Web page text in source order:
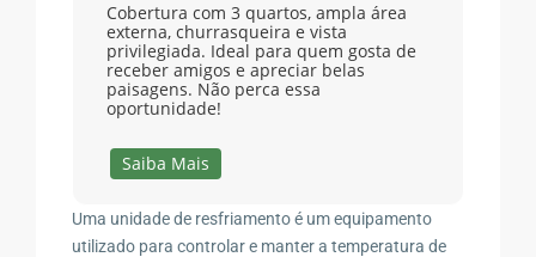
Cobertura com 3 quartos, ampla área
externa, churrasqueira e vista
privilegiada. Ideal para quem gosta de
receber amigos e apreciar belas
paisagens. Não perca essa
oportunidade!
Saiba Mais
Uma unidade de resfriamento é um equipamento
utilizado para controlar e manter a temperatura de